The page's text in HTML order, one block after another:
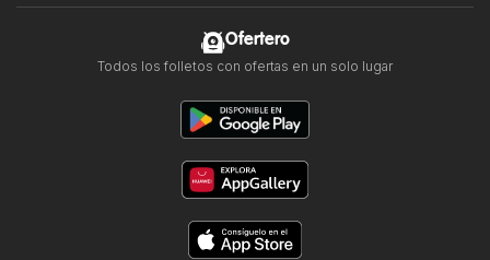
Ofertero
Todos los folletos con ofertas en un solo lugar